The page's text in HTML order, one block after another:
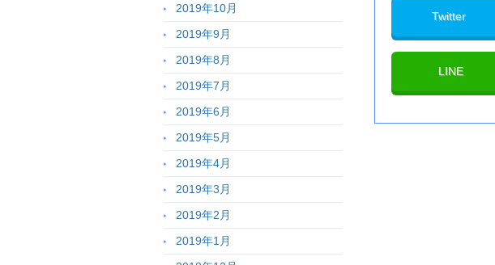
Twitter
LINE
2019年10月
2019年9月
2019年8月
2019年7月
2019年6月
2019年5月
2019年4月
2019年3月
2019年2月
2019年1月